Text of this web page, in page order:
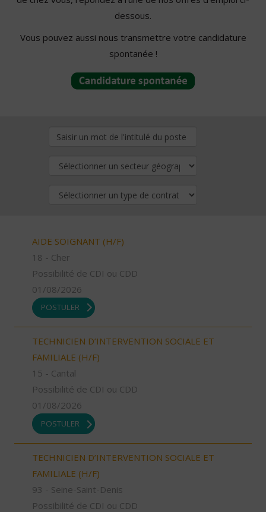
dessous.
Vous pouvez aussi nous transmettre votre candidature
spontanée !
AIDE SOIGNANT (H/F)
18 - Cher
Possibilité de CDI ou CDD
01/08/2026
POSTULER
TECHNICIEN D’INTERVENTION SOCIALE ET
FAMILIALE (H/F)
15 - Cantal
Possibilité de CDI ou CDD
01/08/2026
POSTULER
TECHNICIEN D’INTERVENTION SOCIALE ET
FAMILIALE (H/F)
93 - Seine-Saint-Denis
Possibilité de CDI ou CDD